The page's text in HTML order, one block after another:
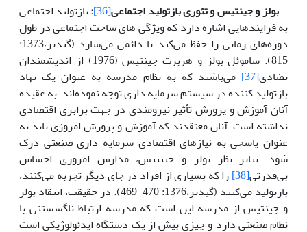
بولز و جینتیس و تئوری بازتولید اجتماعی[36]
:بازتولید اجتماعی
به فرایند‌هایی اشاره دارد که ویژگی ‌های ساخت اجتماعی در طول
دوره‌های زمانی را حفظ می‌کند یا دائمی می‌سازد (گیدنز،1373:
815). ساموئل بولز و هربرت جینتیس (1976) از اندیشمندان
تضادی[37]
می‌باشند که به نظام مدرسه به عنوان یک نهاد
بازتولید کننده در سیستم سرمایه داری توجه نموده‌اند. به عقیده
آنان آموزش و پرورش تأثیر نیرومندی در جهت برابری اقتصادی
نداشته است. آنان معتقدند که آموزش و پرورش امروزی باید به
عنوان پاسخی به نیازهای اقتصادی سرمایه داری صنعتی درک
شود. بنابر نظر بولز و جینتیس، مدارس امروزی احساس
بی‌قدرتی[38]
را که بسیاری از افراد در جای دیگر تجربه می‌کنند،
بازتولید می‌کنند (گیدنز،1376: 470-469). در حقیقت، انتقاد بولز
و جینتیس از مدرسه این است که مدرسه ارتباط ناگسستنی با
نظام صنعتی دارد و چیزی بیش از یک دستگاه ایدئولوژیکی است